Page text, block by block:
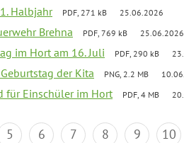
Halbjahr PDF, 271 kB 25.06.2026
Brehna PDF, 769 kB 25.06.2026
im Hort am 16. Juli PDF, 290 kB
der Kita PNG, 2.2 MB
für Einschüler im Hort PDF, 4 MB
5 6 7 8 9 10